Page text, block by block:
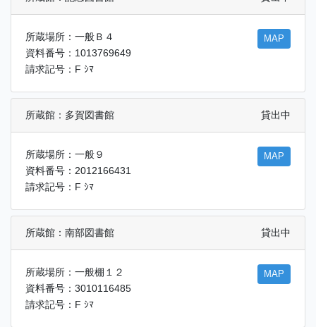
所蔵場所：一般Ｂ４
資料番号：1013769649
請求記号：F ｼﾏ
MAP
所蔵館：多賀図書館 貸出中
所蔵場所：一般９
資料番号：2012166431
請求記号：F ｼﾏ
MAP
所蔵館：南部図書館 貸出中
所蔵場所：一般棚１２
資料番号：3010116485
請求記号：F ｼﾏ
MAP